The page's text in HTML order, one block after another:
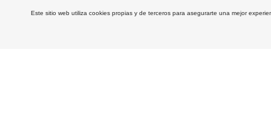
Este sitio web utiliza cookies propias y de terceros para asegurarte una mejor